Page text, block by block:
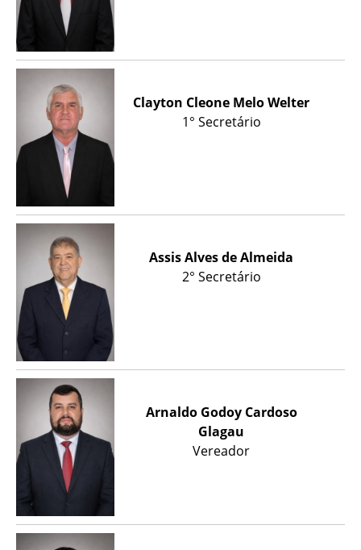
Clayton Cleone Melo Welter
1° Secretário
Assis Alves de Almeida
2° Secretário
Arnaldo Godoy Cardoso
Glagau
Vereador